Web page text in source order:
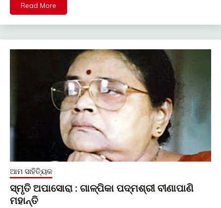
Read More
ଆମ ସାହିତ୍ୟିକ
ସ୍ମୃତି ଅପାସୋରା : ଗାଳ୍ପିକା ପଦ୍ମଶ୍ରୀ ବୀଣାପାଣି
ମହାନ୍ତି